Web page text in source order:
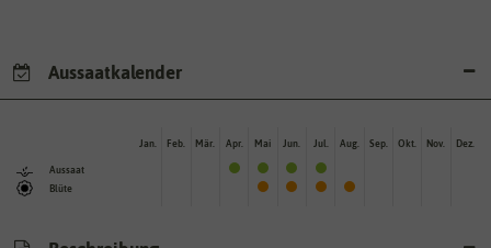
Aussaatkalender
Aussaat
Blüte
Jan. Feb. Mär. Apr. Mai Jun. Jul. Aug. Sep. Okt. Nov. Dez.